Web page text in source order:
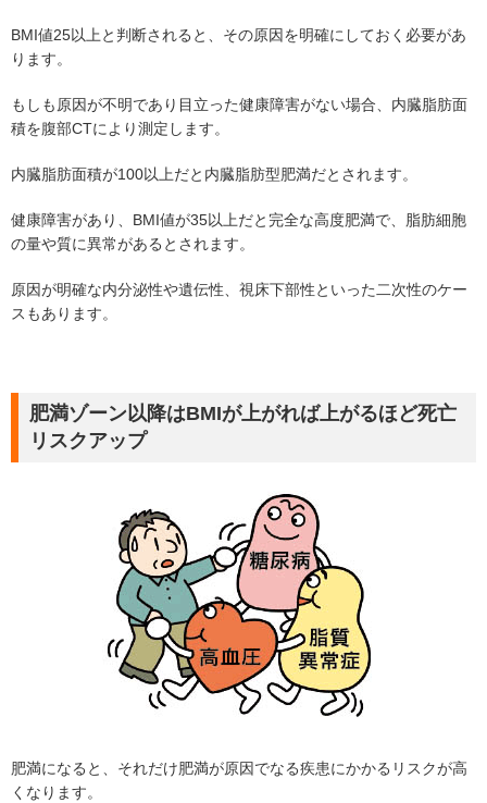
BMI値25以上と判断されると、その原因を明確にしておく必要があ
ります。
もしも原因が不明であり目立った健康障害がない場合、内臓脂肪面
積を腹部CTにより測定します。
内臓脂肪面積が100以上だと内臓脂肪型肥満だとされます。
健康障害があり、BMI値が35以上だと完全な高度肥満で、脂肪細胞
の量や質に異常があるとされます。
原因が明確な内分泌性や遺伝性、視床下部性といった二次性のケー
スもあります。
肥満ゾーン以降はBMIが上がれば上がるほど死亡
リスクアップ
肥満になると、それだけ肥満が原因でなる疾患にかかるリスクが高
くなります。